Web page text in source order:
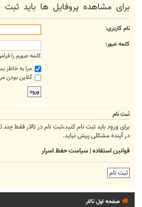
برای مشاهده پروفایل ها باید ثبت
نام کاربری:
کلمه عبور:
کلمه عبورم را
مرا به خاطر
آنلاین بودن
ثبت نام
برای ورود باید ثبت نام کنید،ثبت نام در تالار فقط
در آینده مشکلی پیش نیاید.
قوانین استفاده|سیاست حفظ اسرار
ثبت نام
صفحه اول تالار